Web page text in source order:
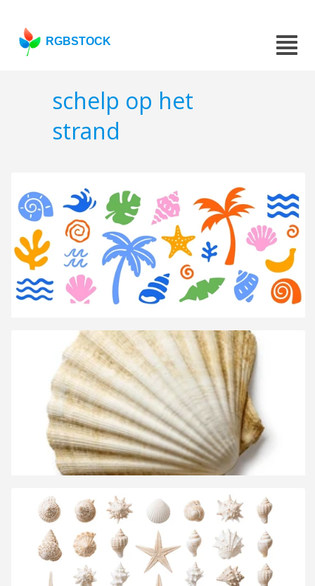
RGBSTOCK
schelp op het
strand